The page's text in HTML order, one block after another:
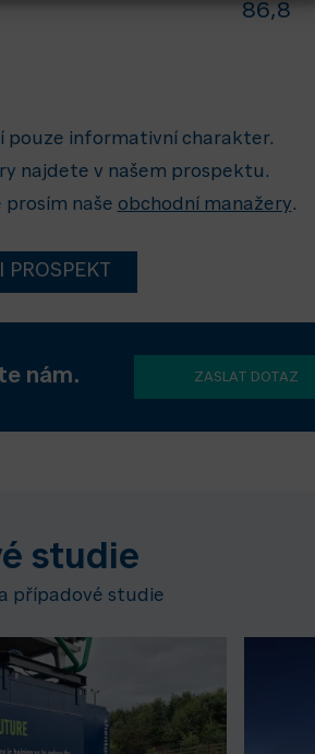
86,8
pouze informativní charakter.
najdete v našem prospektu.
naše obchodní manažery.
PROSPEKT
nám. ZASLAT DOTAZ
studie
případové studie